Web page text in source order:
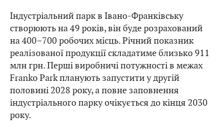
Індустріальний парк в Івано-Франківську
створюють на 49 років, він буде розрахований
на 400–700 робочих місць. Річний показник
реалізованої продукції складатиме близько 911
млн грн. Перші виробничі потужності в межах
Franko Park планують запустити у другій
половині 2028 року, а повне заповнення
індустріального парку очікується до кінця 2030
року.